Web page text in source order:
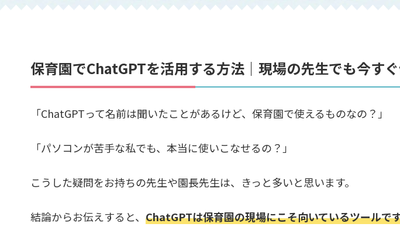
保育園でChatGPTを活用する方法｜現場の先生でも今す
「ChatGPTって名前は聞いたことがあるけど、保育園で使えるものなの？」
「パソコンが苦手な私でも、本当に使いこなせるの？」
こうした疑問をお持ちの先生や園長先生は、きっと多いと思います。
結論からお伝えすると、 ChatGPTは保育園の現場にこそ向いているツールで